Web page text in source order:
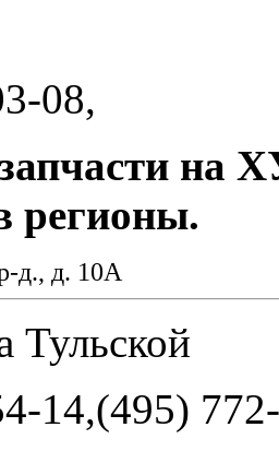
08,
регионы.
д., д. 10А
Тульской
14,(495)